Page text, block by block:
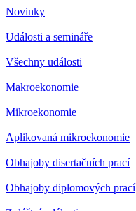
Novinky
Události a semináře
Všechny události
Makroekonomie
Mikroekonomie
Aplikovaná mikroekonomie
Obhajoby disertačních prací
Obhajoby diplomových prací